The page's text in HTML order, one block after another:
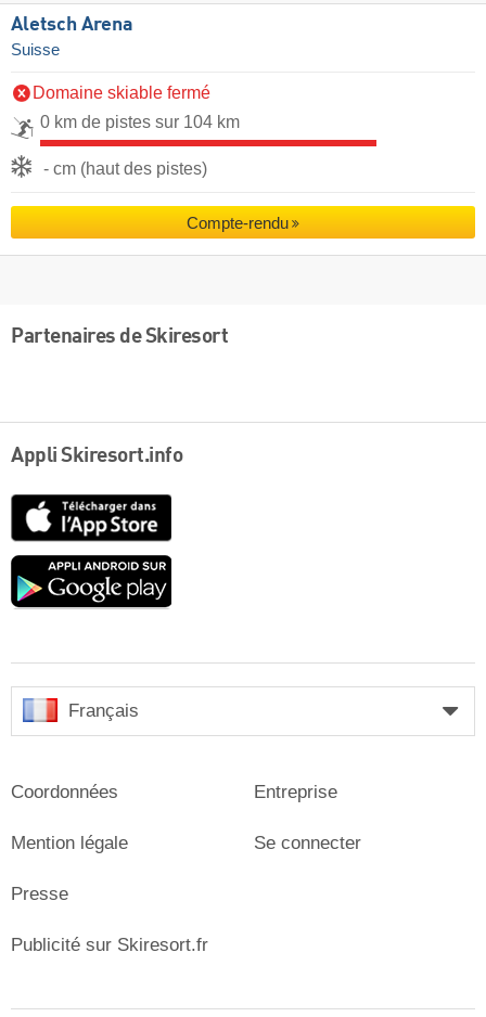
Aletsch Arena
Suisse
Domaine skiable fermé
0 km de pistes sur 104 km
- cm (haut des pistes)
Compte-rendu
Partenaires de Skiresort
Appli Skiresort.info
Google
Français
Coordonnées
Mention légale
Presse
Entreprise
Se connecter
Publicité sur Skiresort.fr